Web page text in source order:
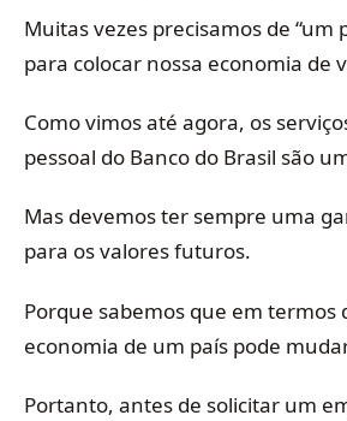
Muitas vezes precisamos de “um
para colocar nossa economia de
Como vimos até agora, os
pessoal do Banco do Brasil são
Mas devemos ter sempre uma
para os valores futuros.
Porque sabemos que em termos
economia de um país pode
Portanto, antes de solicitar um